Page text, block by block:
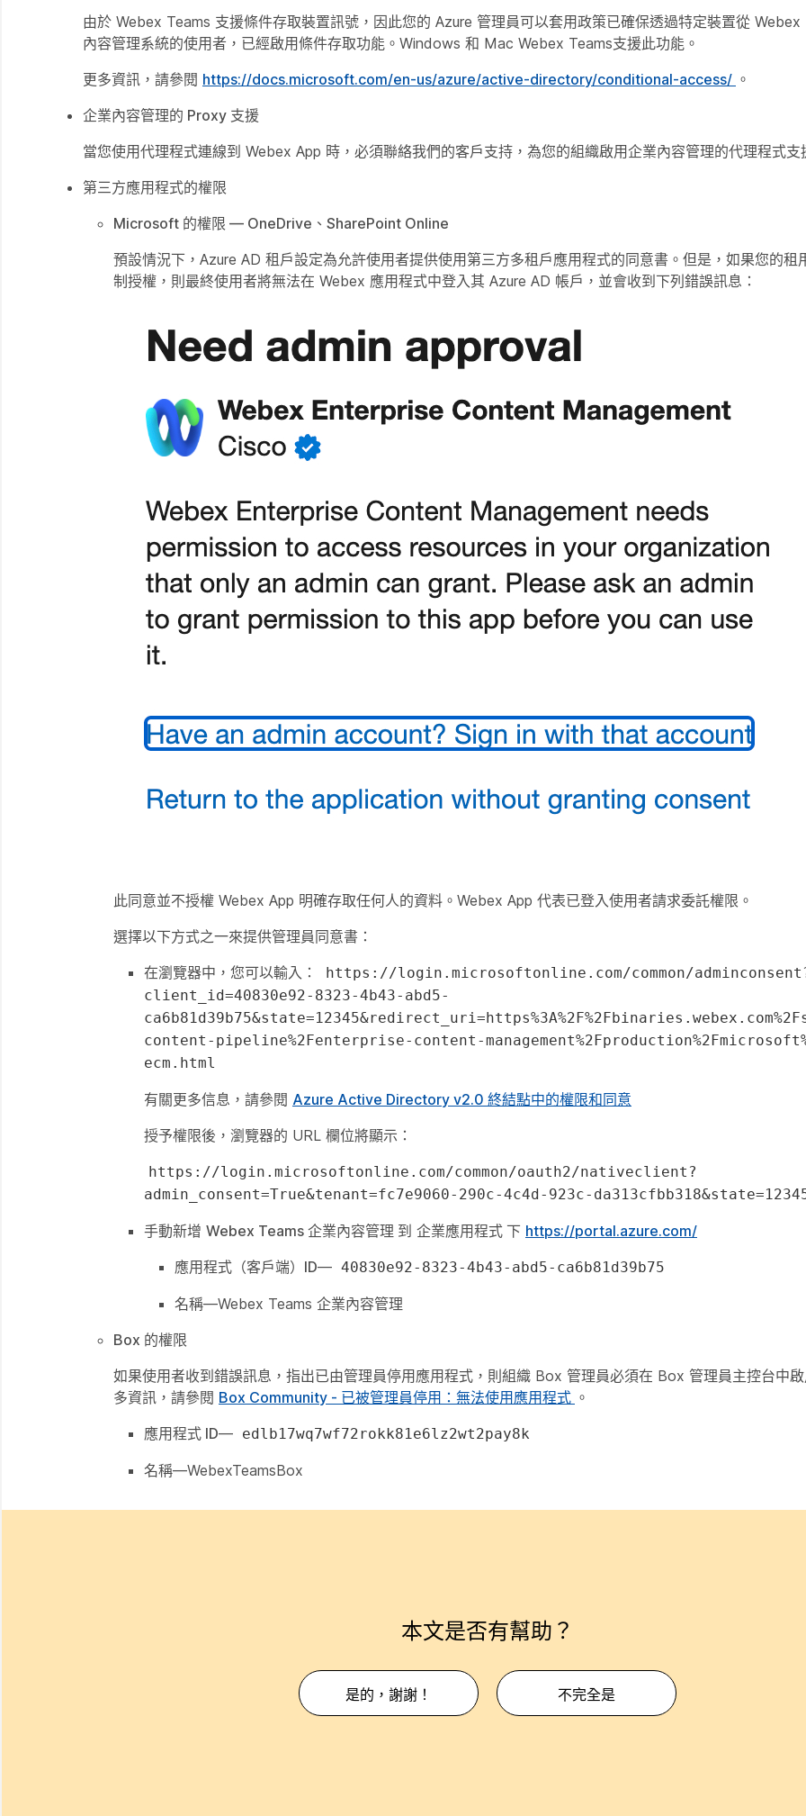
由於 Webex Teams 支援條件存取裝置訊號，因此您的 Azure 管理員可以套用政策已確保透過特定裝置從
內容管理系統的使用者，已經啟用條件存取功能。Windows 和 Mac Webex Teams支援此功能。
更多資訊，請參閱 https://docs.microsoft.com/en-us/azure/active-directory/conditional-access/ 。
企業內容管理的 Proxy 支援
當您使用代理程式連線到 Webex App 時，必須聯絡我們的客戶支持，為您的組織啟用企業內容管理的代理程式支
第三方應用程式的權限
Microsoft 的權限 — OneDrive、SharePoint Online
預設情況下，Azure AD 租戶設定為允許使用者提供使用第三方多租戶應用程式的同意書。但是，如果您的租
制授權，則最終使用者將無法在 Webex 應用程式中登入其 Azure AD 帳戶，並會收到下列錯誤訊息：
此同意並不授權 Webex App 明確存取任何人的資料。Webex App 代表已登入使用者請求委託權限。
選擇以下方式之一來提供管理員同意書：
在瀏覽器中，您可以輸入：
https://login.microsoftonline.com/common/
client_id=40830e92-8323-4b43-abd5-
content-pipeline%2Fenterprise-content-
ecm.html
有關更多信息，請參閱 Azure Active Directory v2.0 終結點中的權限和同意
授予權限後，瀏覽器的 URL 欄位將顯示：
https://login.microsoftonline.com/common/oauth2/nativeclient?
admin_consent=True&tenant=fc7e9060-290c-4c4d-923c-
手動新增 Webex Teams 企業內容管理 到 企業應用程式 下 https://portal.azure.com/
應用程式（客戶端）ID— 40830e92-8323-4b43-abd5-ca6b81d39b75
名稱—Webex Teams 企業內容管理
Box 的權限
如果使用者收到錯誤訊息，指出已由管理員停用 應用程式，則組織 Box 管理員必須在 Box 管理員主控台中
多資訊，請參閱 Box Community - 已被管理員停用：無法使用應用程式 。
應用程式 ID— edlb17wq7wf72rokk81e6lz2wt2pay8k
名稱—WebexTeamsBox
本文是否有幫助？
是的，謝謝！ 不完全是